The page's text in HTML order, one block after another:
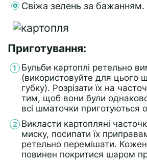
Свіжа зелень за бажанням.
Приготування:
Бульби картоплі ретельно
(використовуйте для цього
губку). Розрізати їх на
тим, щоб вони були
всі шматочки приготуються
Викласти картопляні
миску, посипати їх
ретельно перемішати.
повинен покритися шаром